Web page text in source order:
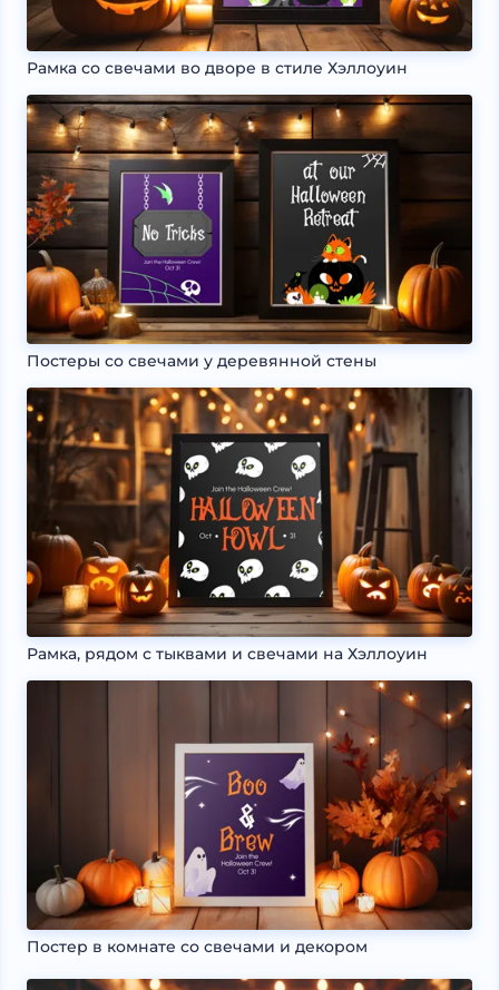
Рамка со свечами во дворе в стиле Хэллоуин
Постеры со свечами у деревянной стены
Рамка, рядом с тыквами и свечами на Хэллоуин
Постер в комнате со свечами и декором